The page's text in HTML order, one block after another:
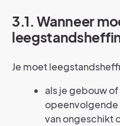
3.1. Wanneer
Je moet
als je gebouw
opeenvolgende
van ongeschikt